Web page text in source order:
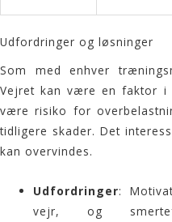
Udfordringer og løsninger
Som med enhver
Vejret kan være en faktor i
være risiko for
tidligere skader. Det
kan overvindes.
Udfordringer:
vejr, og